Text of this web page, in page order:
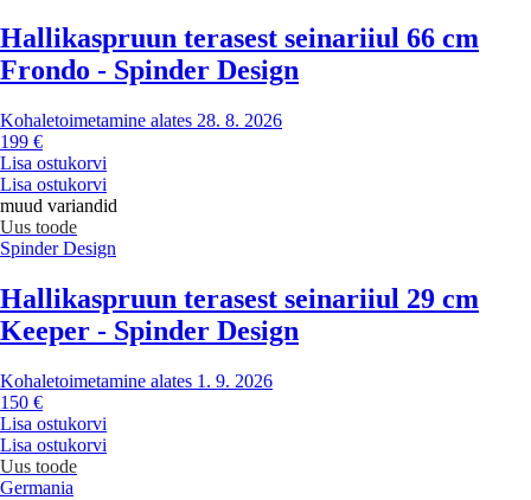
Hallikaspruun terasest seinariiul 66 cm
Frondo - Spinder Design
Kohaletoimetamine alates 28. 8. 2026
199 €
Lisa ostukorvi
Lisa ostukorvi
muud variandid
Uus toode
Spinder Design
Hallikaspruun terasest seinariiul 29 cm
Keeper - Spinder Design
Kohaletoimetamine alates 1. 9. 2026
150 €
Lisa ostukorvi
Lisa ostukorvi
Uus toode
Germania